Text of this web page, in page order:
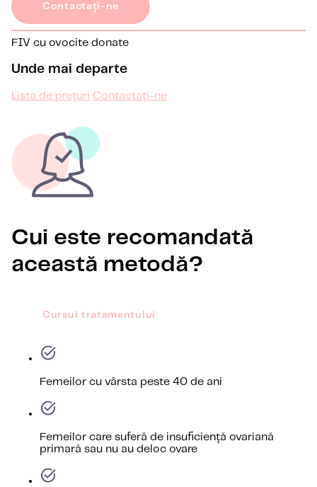
Contactați-ne
FIV cu ovocite donate
Unde mai departe
Lista de prețuri Contactați-ne
Cui este recomandată
această metodă?
Cursul tratamentului
Femeilor cu vârsta peste 40 de ani
Femeilor care suferă de insuficiență ovariană
primară sau nu au deloc ovare